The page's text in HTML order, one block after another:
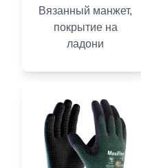
Вязанный манжет,
покрытие на
ладони